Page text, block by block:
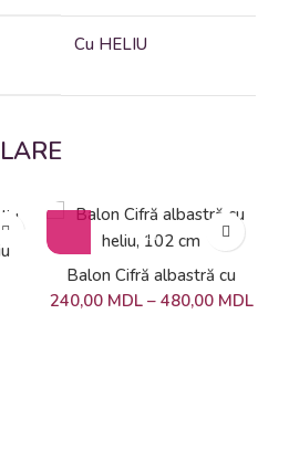
Cu HELIU
Balon Cifră albastră cu
heliu, 102 cm
240,00 MDL– 480,00 MDL